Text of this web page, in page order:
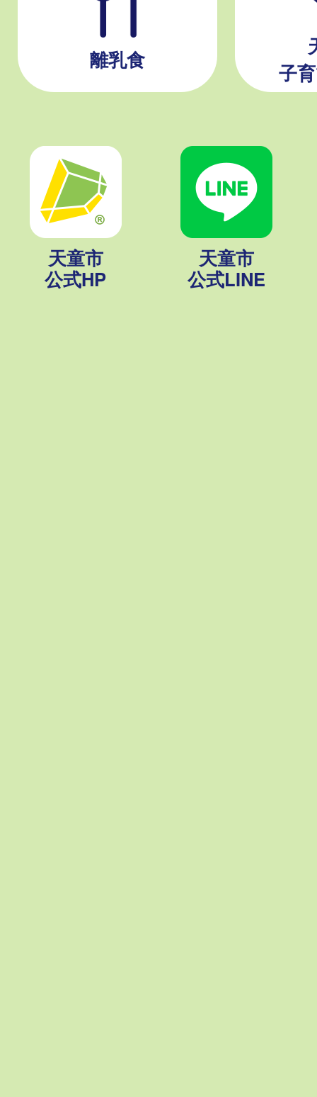
離乳食
子
天童市
公式HP
天童市
公式LINE